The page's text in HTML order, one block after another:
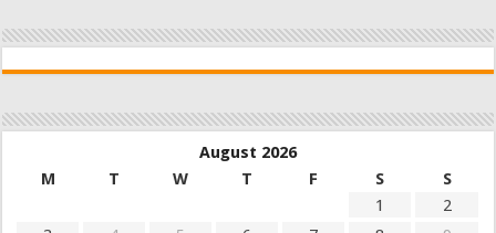
August 2026
M
T W T F S
S
1
2